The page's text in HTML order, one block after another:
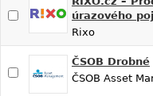
úrazového
Rixo
ČSOB Drobné
ČSOB Asset